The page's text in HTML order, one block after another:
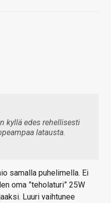
kyllä edes rehellisesti
latausta.
samalla puhelimella. Ei
oma ”teholaturi” 25W
Luuri vaihtunee